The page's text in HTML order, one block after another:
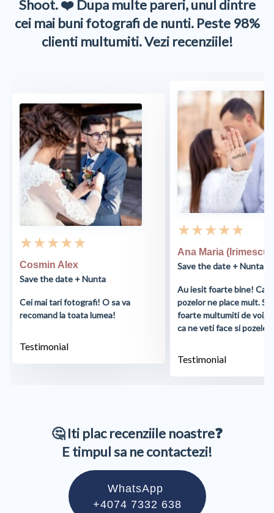
Shoot. ❤️ Dupa multe pareri, unul dintre
cei mai buni fotografi de nunti. Peste 98%
clienti multumiti. Vezi recenziile!
★ ★ ★ ★ ★
Cosmin Alex
Save the date + Nunta
Cei mai tari fotografi! O sa va
recomand la toata lumea!
Testimonial
★ ★ ★ ★ ★
Ana Maria (Irimescu)
Save the date + Nunta
Au iesit foarte bine!
pozelor ne place mult.
foarte multumiti de voi,
ca ne veti face si pozele
Testimonial
🤔 Iti plac recenziile noastre❓
E timpul sa ne contactezi!
WhatsApp
+4074 7332 638